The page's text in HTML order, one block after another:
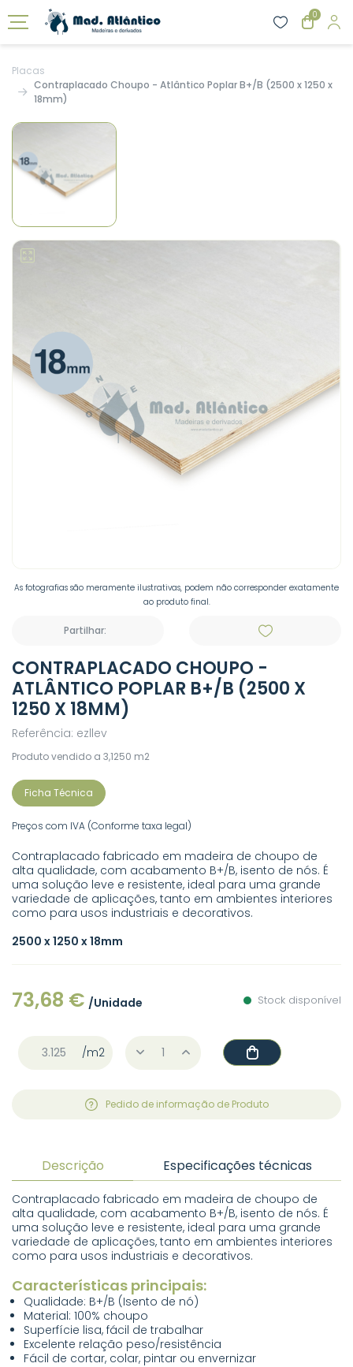
0
Placas
Contraplacado Choupo - Atlântico Poplar B+/B (2500 x 1250 x
18mm)
As fotografias são meramente ilustrativas, podem não corresponder exatamente
ao produto final.
Partilhar:
CONTRAPLACADO CHOUPO -
ATLÂNTICO POPLAR B+/B (2500 X
1250 X 18MM)
Referência: ezllev
Produto vendido a 3,1250 m2
Ficha Técnica
Preços com IVA (Conforme taxa legal)
Contraplacado fabricado em madeira de choupo de
alta qualidade, com acabamento B+/B, isento de nós. É
uma solução leve e resistente, ideal para uma grande
variedade de aplicações, tanto em ambientes interiores
como para usos industriais e decorativos.
2500 x 1250 x 18mm
73,68 € /Unidade Stock disponível
/m2
Pedido de informação de Produto
Descrição Especificações técnicas
Contraplacado fabricado em madeira de choupo de
alta qualidade, com acabamento B+/B, isento de nós. É
uma solução leve e resistente, ideal para uma grande
variedade de aplicações, tanto em ambientes interiores
como para usos industriais e decorativos.
Características principais:
Qualidade: B+/B (Isento de nó)
Material: 100% choupo
Superfície lisa, fácil de trabalhar
Excelente relação peso/resistência
Fácil de cortar, colar, pintar ou envernizar